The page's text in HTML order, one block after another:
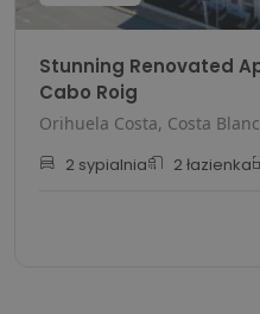
Stunning Renovated
Cabo Roig
Orihuela Costa, Costa
2 sypialnia 2łazienka